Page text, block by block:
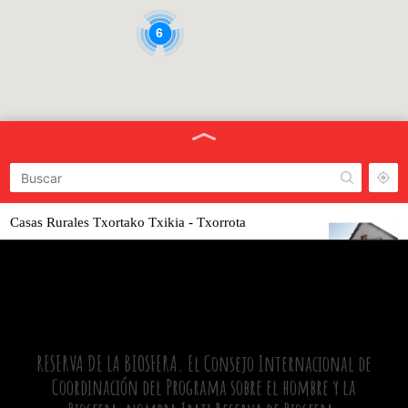
Casas Rurales Txortako Txikia - Txorrota
Calle San Pedro , 0
948 76 60 01
6
RESERVA DE LA BIOSFERA. El Consejo Internacional de
Coordinación del Programa sobre el hombre y la